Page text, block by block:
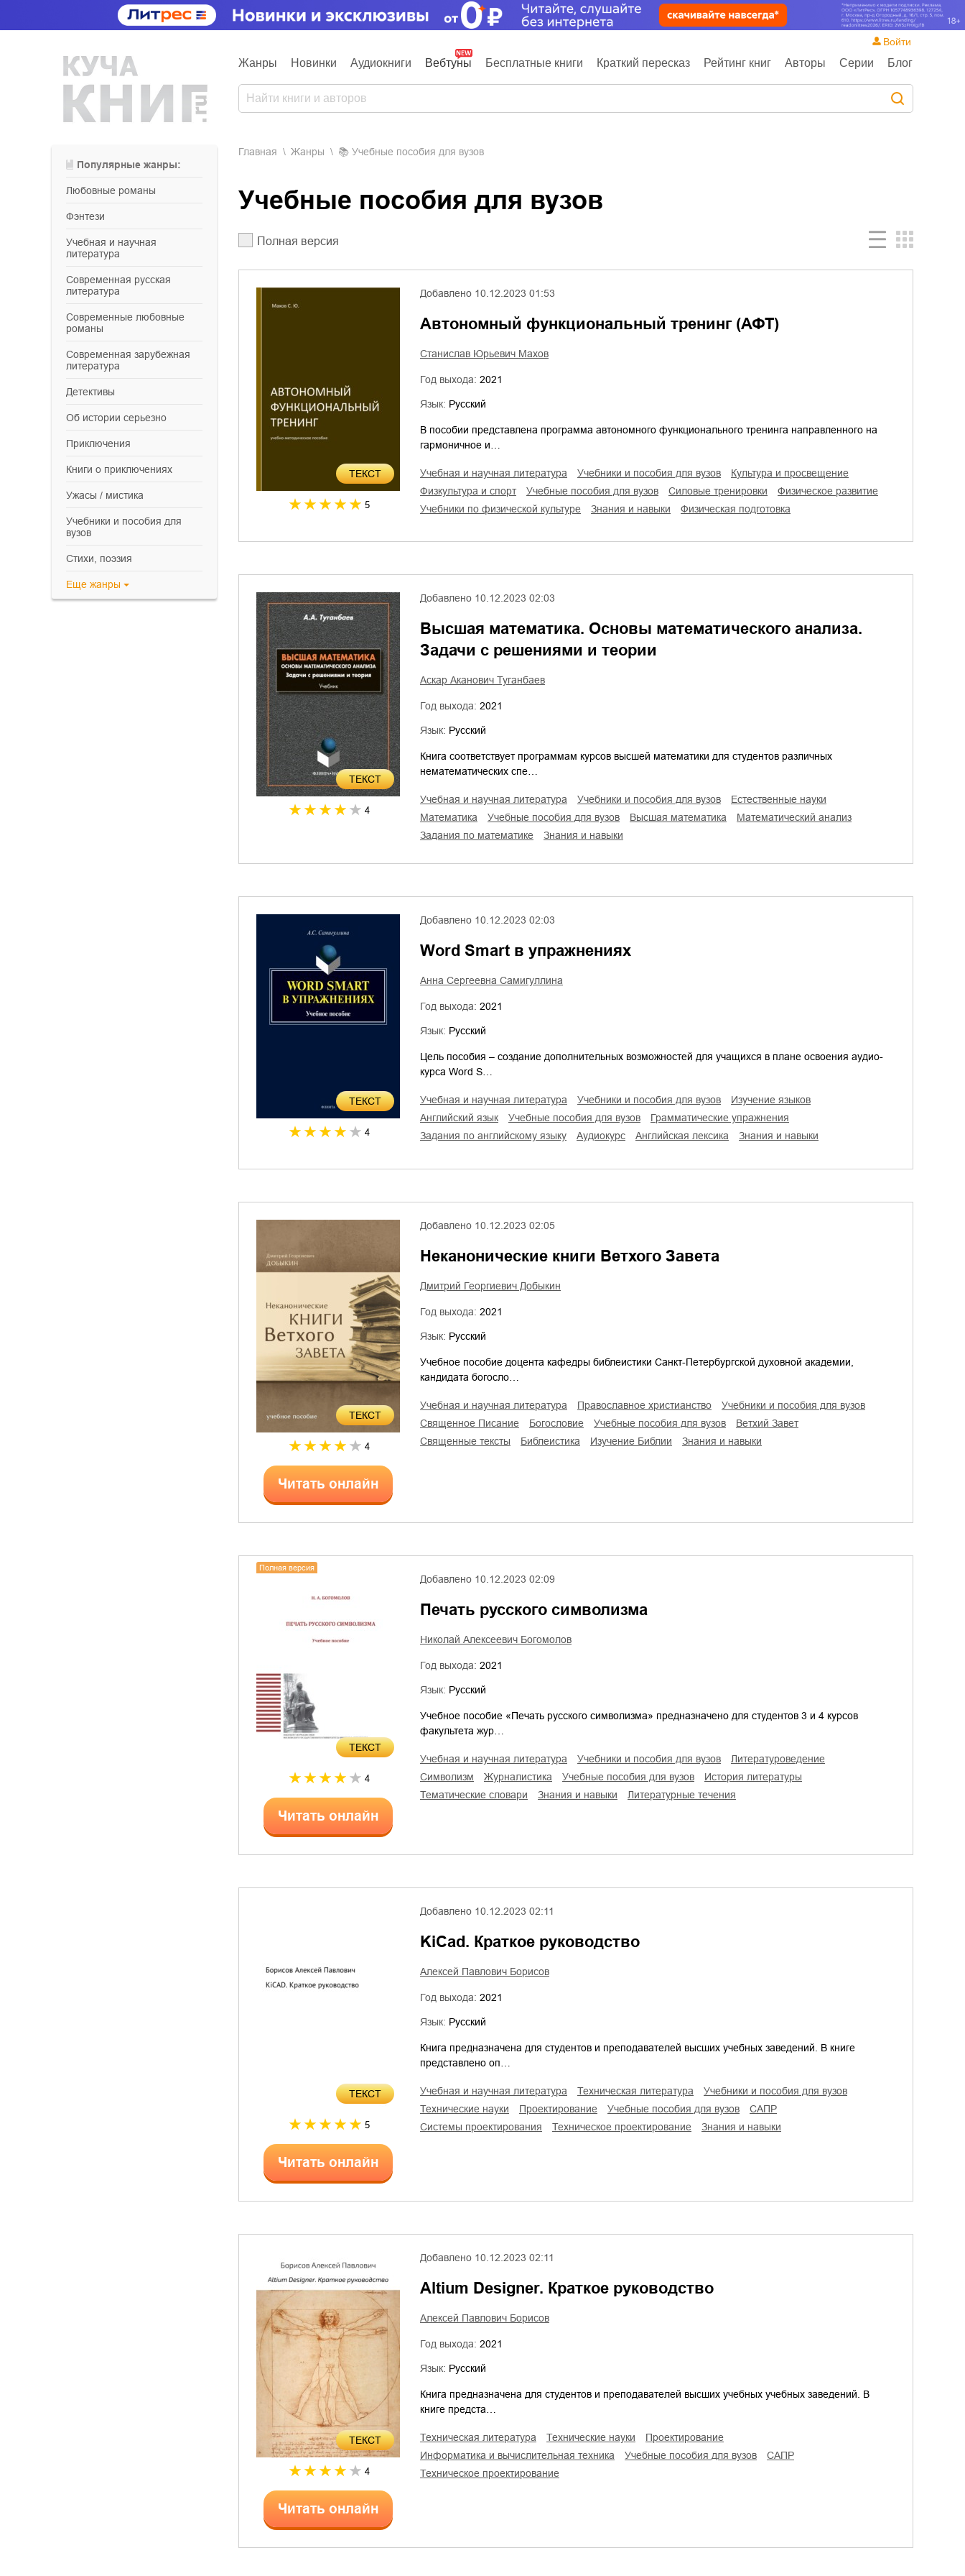
Жанры Новинки Аудиокниги Вебтуны Бесплатные книги Краткий пересказ Рейтинг книг Авторы Серии Блог
Войти
Популярные жанры:
любовные романы
фэнтези
учебная и научная
литература
современная русская
литература
современные любовные
романы
современная зарубежная
литература
детективы
об истории серьезно
приключения
книги о приключениях
ужасы / мистика
учебники и пособия для
вузов
cтихи, поэзия
Еще жанры
Главная Жанры Учебные пособия для вузов
Учебные пособия для вузов
Полная версия
ТЕКСТ
5
Добавлено 10.12.2023 01:53
Автономный функциональный тренинг (АФТ)
Станислав Юрьевич Махов
Год выхода: 2021
Язык: Русский
В пособии представлена программа автономного функционального тренинга направленного на
гармоничное и…
учебная и научная литература учебники и пособия для вузов
культура и просвещение
физкультура и спорт
учебные пособия для вузов силовые тренировки
физическое развитие
учебники по физической культуре
знания и навыки физическая подготовка
ТЕКСТ
4
Добавлено 10.12.2023 02:03
Высшая математика. Основы математического анализа.
Задачи с решениями и теории
Аскар Аканович Туганбаев
Год выхода: 2021
Язык: Русский
Книга соответствует программам курсов высшей математики для студентов различных
нематематических спе…
учебная и научная литература учебники и пособия для вузов
естественные науки
математика
учебные пособия для вузов высшая математика
математический анализ
задания по математике
знания и навыки
ТЕКСТ
4
Добавлено 10.12.2023 02:03
Word Smart в упражнениях
Анна Сергеевна Самигуллина
Год выхода: 2021
Язык: Русский
Цель пособия – создание дополнительных возможностей для учащихся в плане освоения аудио-
курса Word S…
учебная и научная литература учебники и пособия для вузов
изучение языков
английский язык
учебные пособия для вузов
грамматические упражнения
задания по английскому языку
аудиокурс английская лексика знания и навыки
ТЕКСТ
4
Читать онлайн
Добавлено 10.12.2023 02:05
Неканонические книги Ветхого Завета
Дмитрий Георгиевич Добыкин
Год выхода: 2021
Язык: Русский
Учебное пособие доцента кафедры библеистики Санкт-Петербургской духовной академии,
кандидата богосло…
учебная и научная литература православное христианство
учебники и пособия для вузов
Священное Писание
богословие учебные пособия для вузов
Ветхий Завет
священные тексты
библеистика изучение Библии знания и навыки
ТЕКСТ
Полная версия
4
Читать онлайн
Добавлено 10.12.2023 02:09
Печать русского символизма
Николай Алексеевич Богомолов
Год выхода: 2021
Язык: Русский
Учебное пособие «Печать русского символизма» предназначено для студентов 3 и 4 курсов
факультета жур…
учебная и научная литература учебники и пособия для вузов
литературоведение
символизм
журналистика учебные пособия для вузов
история литературы
тематические словари
знания и навыки литературные течения
ТЕКСТ
5
Читать онлайн
Добавлено 10.12.2023 02:11
KiCad. Краткое руководство
Алексей Павлович Борисов
Год выхода: 2021
Язык: Русский
Книга предназначена для студентов и преподавателей высших учебных заведений. В книге
представлено оп…
учебная и научная литература техническая литература
учебники и пособия для вузов
технические науки
проектирование учебные пособия для вузов
САПР
системы проектирования
техническое проектирование знания и навыки
ТЕКСТ
4
Читать онлайн
Добавлено 10.12.2023 02:11
Altium Designer. Краткое руководство
Алексей Павлович Борисов
Год выхода: 2021
Язык: Русский
Книга предназначена для студентов и преподавателей высших учебных учебных заведений. В
книге предста…
техническая литература технические науки
проектирование
информатика и вычислительная техника
учебные пособия для вузов
САПР
техническое проектирование